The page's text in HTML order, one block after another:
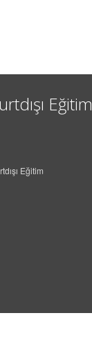
Eğitim
Eğitim